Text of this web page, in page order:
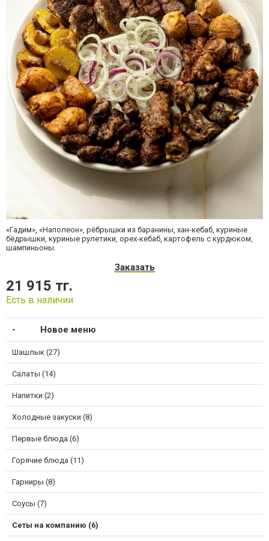
«Гадим», «Наполеон», рёбрышки из баранины, хан-кебаб, куриные
бёдрышки, куриные рулетики, орех-кебаб, картофель с курдюком,
шампиньоны.
Заказать
21 915 тг.
Есть в наличии
Новое меню
Шашлык (27)
Салаты (14)
Напитки (2)
Холодные закуски (8)
Первые блюда (6)
Горячие блюда (11)
Гарниры (8)
Соусы (7)
Сеты на компанию (6)